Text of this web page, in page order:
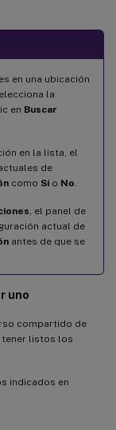
en una ubicación
la
en Buscar
en la lista, el
de
como Sío No
, el panel de
actual de
antes de que se
uno
compartido de
tener listos los
indicados en